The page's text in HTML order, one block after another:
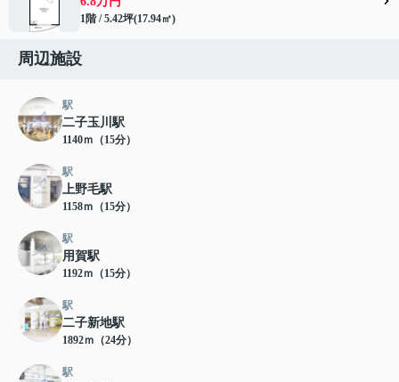
1階 / 5.42坪(17.94㎡)
周辺施設
駅
二子玉川駅
1140ｍ（15分）
駅
上野毛駅
1158ｍ（15分）
駅
用賀駅
1192ｍ（15分）
駅
二子新地駅
1892ｍ（24分）
駅